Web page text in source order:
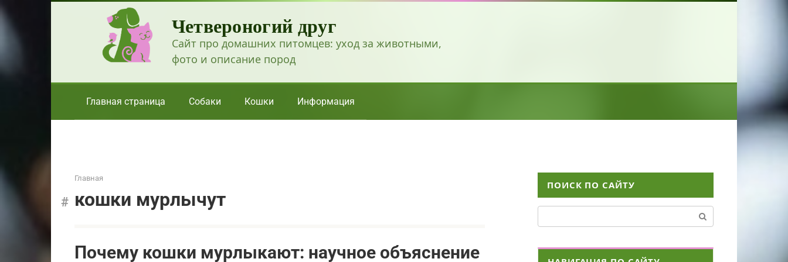
Перейти
Четвероногий друг
Сайт про домашних питомцев: уход за животными,
фото и описание пород
Главная страница Собаки Кошки Информация
Главная
кошки мурлычут
Почему кошки мурлыкают: научное объяснение
ПОИСК ПО САЙТУ